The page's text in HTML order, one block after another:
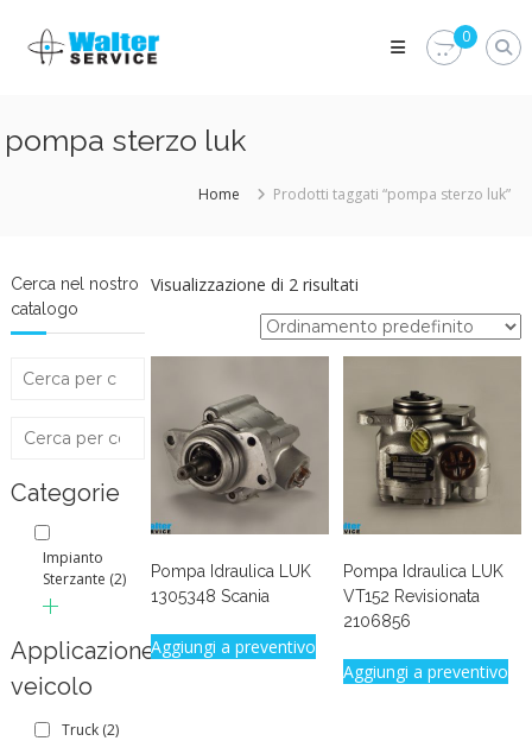
content
Walter
Service
parti
Walter
Service
Srl
0
pompa sterzo luk
Home Prodotti taggati “pompa sterzo luk”
Visualizzazione di 2 risultati
Pompa Idraulica LUK
1305348 Scania
Aggiungi a preventivo
Pompa Idraulica LUK
VT152 Revisionata
2106856
Aggiungi a preventivo
Cerca nel nostro
catalogo
Categorie
Impianto
Sterzante (2)
Applicazione
veicolo
Truck (2)